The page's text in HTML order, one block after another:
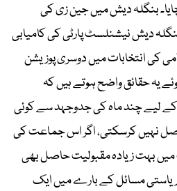
بنگلہ دیش میں جین زی کی
دیش نیشنلسٹ پارٹی کی کامیابی
کی انتخابات میں دوسری پوزیشن
یہ حقائق واضح ہوتے ہیں کہ
چند ماہ کی جدوجہد سے کوئی
نہیں کرسکتی، اگر اس جماعت کی
بہت زیادہ مقبولیت حاصل بھی
مسائل کے بارے میں ایک